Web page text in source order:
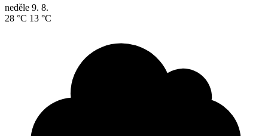
neděle 9. 8.
28 °C 13 °C